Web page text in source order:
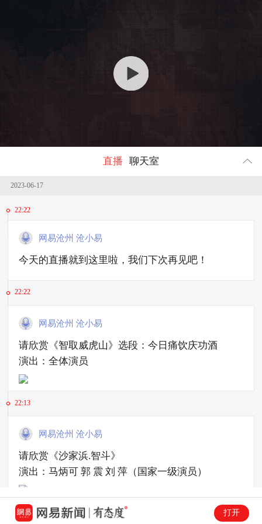
直播 聊天室
2023-06-17
22:22
网易沧州 沧小易
今天的直播就到这里啦，我们下次再见吧！
22:22
网易沧州 沧小易
请欣赏《智取威虎山》选段：今日痛饮庆功酒
演出：全体演员
22:13
网易沧州 沧小易
请欣赏《沙家浜.智斗》
演出：马炳可 郭 震 刘 萍（国家一级演员）
22:02 打开